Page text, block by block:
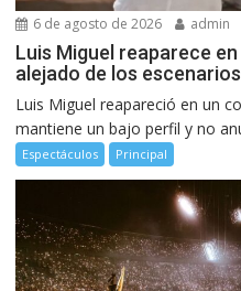
6 de agosto de 2026 admin
Luis Miguel reaparece
alejado de los escenarios
Luis Miguel reapareció en un
mantiene un bajo perfil y no
Espectáculos Principal